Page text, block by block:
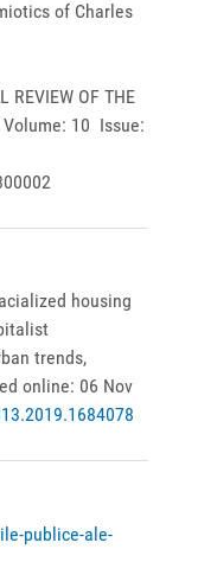
of Charles
REVIEW OF THE
Volume: 10 Issue:
housing
trends,
online: 06 Nov
publice-ale-